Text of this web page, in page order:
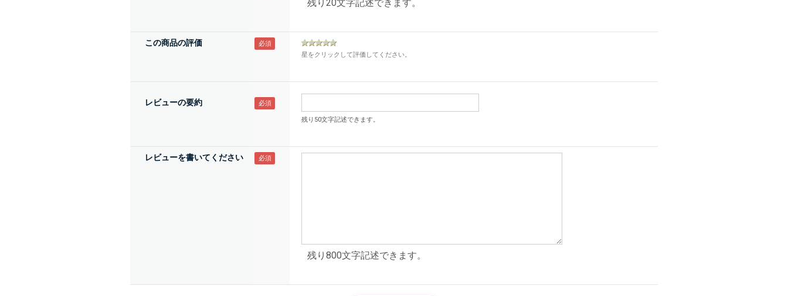
残り20文字記述できます。
この商品の評価
星をクリックして評価してください。
レビューの要約
残り50文字記述できます。
レビューを書いてください
残り800文字記述できます。